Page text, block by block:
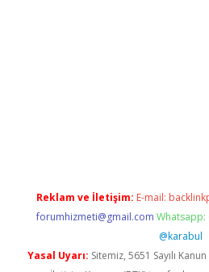
Reklam ve İletişim: E-mail:
forumhizmeti@gmail.com Whatsapp:
@karabul
Yasal Uyarı: Sitemiz, 5651 Sayılı